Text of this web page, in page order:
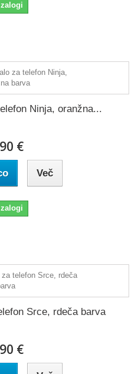
zalogi
Ninja, oranžna...
€
Več
zalogi
Srce, rdeča barva
€